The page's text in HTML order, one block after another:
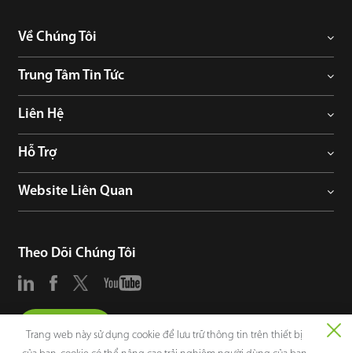
Về Chúng Tôi
Trung Tâm Tin Tức
Liên Hệ
Hỗ Trợ
Website Liên Quan
Theo Dõi Chúng Tôi
Trang web này sử dụng cookie để lưu trữ thông tin trên thiết bị